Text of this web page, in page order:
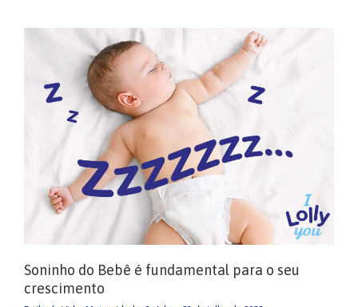
Soninho do Bebê é fundamental para o seu
crescimento